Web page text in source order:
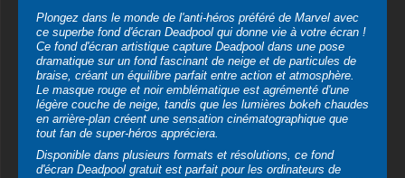
légère couche de neige, tandis que les lumières bokeh chaudes
en arrière-plan créent une sensation cinématographique que
tout fan de super-héros appréciera.
Disponible dans plusieurs formats et résolutions, ce fond
d'écran Deadpool gratuit est parfait pour les ordinateurs de
bureau et les appareils mobiles. Téléchargez-le en 4K Ultra HD
(3840x2160) ou en HD standard (1920x1080) pour les écrans
de bureau horizontaux, ou choisissez le format vertical
optimisé pour les écrans de smartphone. Le format JPG de
haute qualité garantit une excellente qualité d'image tout en
conservant des tailles de fichier raisonnables.